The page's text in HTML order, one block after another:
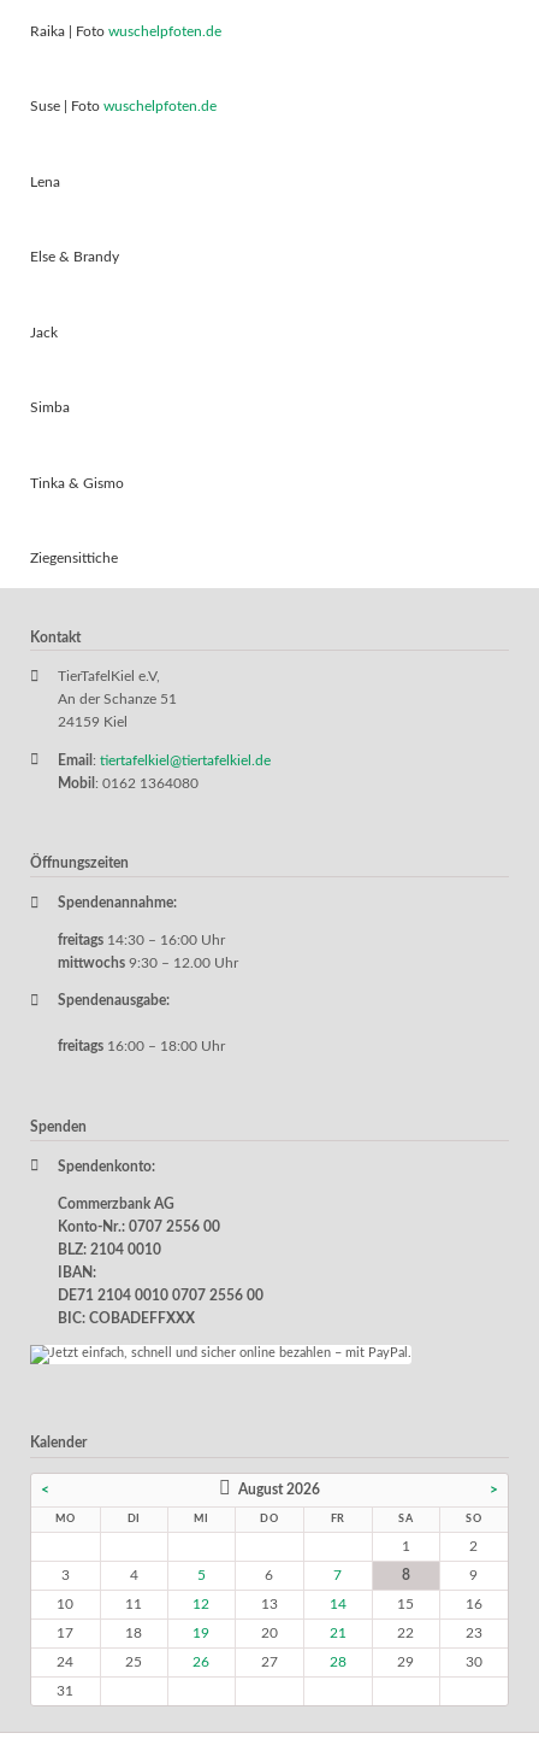
Raika | Foto wuschelpfoten.de
Suse | Foto wuschelpfoten.de
Lena
Else & Brandy
Jack
Simba
Tinka & Gismo
Ziegensittiche
Kontakt
TierTafelKiel e.V,
An der Schanze 51
24159 Kiel
Email : tiertafelkiel@tiertafelkiel.de
Mobil : 0162 1364080
Öffnungszeiten
Spendenannahme:
freitags 14:30 – 16:00 Uhr
mittwochs 9:30 – 12.00 Uhr
Spendenausgabe:
freitags 16:00 – 18:00 Uhr
Spenden
Spendenkonto:
Commerzbank AG
Konto-Nr.: 0707 2556 00
BLZ: 2104 0010
IBAN:
DE71 2104 0010 0707 2556 00
BIC: COBADEFFXXX
Kalender
< August 2026 >
MO DI MI DO FR SA SO
1
2
3
4 5 6 7 8
9
10
11 12 13 14 15
16
17
18 19 20 21 22
23
24
25 26 27 28 29
30
31